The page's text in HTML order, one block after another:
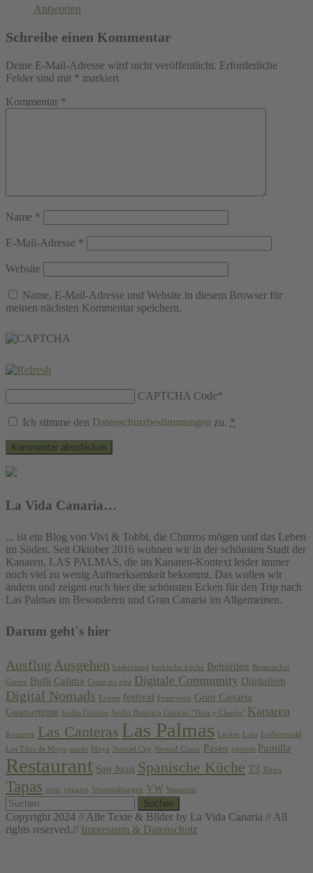
Antworten
Schreibe einen Kommentar
Deine E-Mail-Adresse wird nicht veröffentlicht. Erforderliche
Felder sind mit * markiert
Kommentar *
Name *
E-Mail-Adresse *
Website
Name, E-Mail-Adresse und Website in diesem Browser für
meinen nächsten Kommentar speichern.
CAPTCHA Code*
Ich stimme den Datenschutzbestimmungen zu. *
La Vida Canaria…
... ist ein Blog von Vivi & Tobbi, die Churros mögen und das Leben
im Süden. Seit Oktober 2016 wohnen wir in der schönsten Stadt der
Kanaren, LAS PALMAS, die im Kanaren-Kontext leider immer
noch viel zu wenig Aufmerksamkeit bekommt. Das wollen wir
ändern und zeigen euch hier die schönsten Ecken für den Trip nach
Las Palmas im Besonderen und Gran Canaria im Allgemeinen.
Darum geht`s hier
Ausflug Ausgehen baskenland baskische küche Behörden
Botanischer
Garten Bulli Calima Come mi gira Digitale Community Digitalism
Digital Nomads Events festival Feuerwerk Gran Canaria
Guanarteme Jardin Canario Jardín Botánico Canario "Viera y Clavijo" Kanaren
Konzerte Las Canteras Las Palmas Lecker Lolo
Lorbeerwald
Los Tilos de Moya markt Moya Nomad City Nomad Cruise Paseo pintxos Puntilla
Restaurant San Juan Spanische Küche T3 Tafira
Tapas teror vegueta Veranstaltungen VW Wassereis
Suchen
nach:
Copyright 2024 // Alle Texte & Bilder by La Vida Canaria // All
rights reserved.// Impressum & Datenschutz